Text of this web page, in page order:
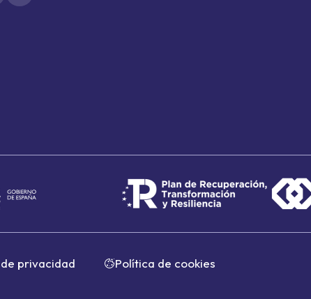
privacidad Política de cookies